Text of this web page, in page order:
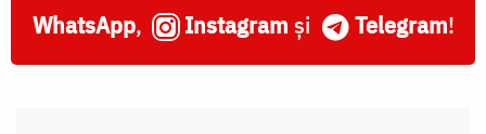
WhatsApp, Instagram și Telegram!